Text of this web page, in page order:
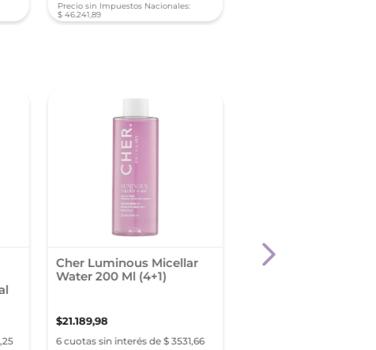
Precio sin Impuestos Nacionales:
$ 46.241,89
Cher Luminous Micellar
Water 200 Ml (4+1)
$21.189,98
6 cuotas sin interés de $ 3531,66
Eucerin